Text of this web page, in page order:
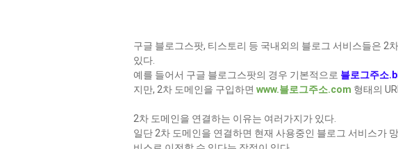
구글 블로그스팟, 티스토리 등 국내외의 블로그 서비스들은 2
있다.
예를 들어서 구글 블로그스팟의 경우 기본적으로 블로그주소
지만, 2차 도메인을 구입하면 www.블로그주소.com 형태의
2차 도메인을 연결하는 이유는 여러가지가 있다.
일단 2차 도메인을 연결하면 현재 사용중인 블로그 서비스가